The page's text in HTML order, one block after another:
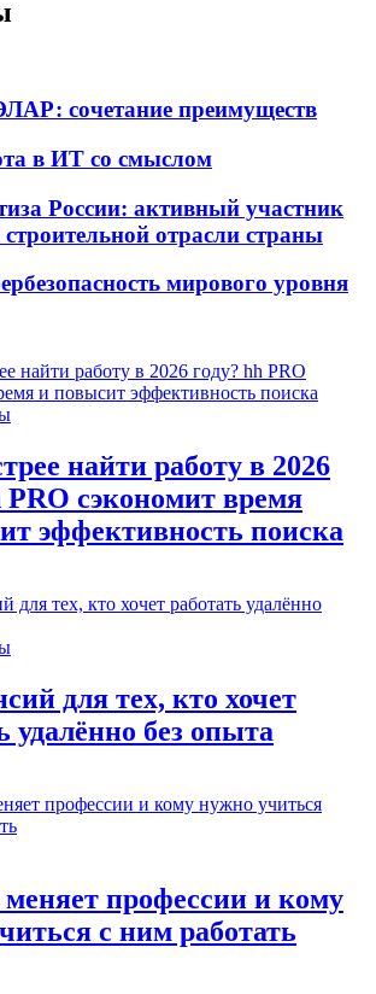
сочетание преимуществ
в ИТ со смыслом
России: активный участник
отрасли страны
мирового уровня
найти работу в 2026
PRO сэкономит время
эффективность поиска
для тех, кто хочет
удалённо без опыта
профессии и кому
с ним работать